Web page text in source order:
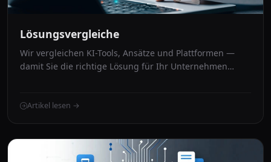
Lösungsvergleiche
Wir vergleichen KI-Tools, Ansätze und Plattformen —
damit Sie die richtige Lösung für Ihr Unternehmen
Artikel lesen →